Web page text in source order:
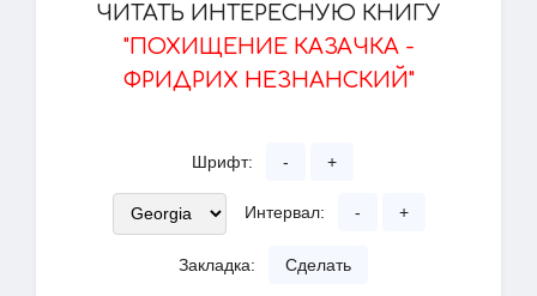
ЧИТАТЬ ИНТЕРЕСНУЮ КНИГУ
"ПОХИЩЕНИЕ КАЗАЧКА -
ФРИДРИХ НЕЗНАНСКИЙ"
Шрифт: - +
Интервал: - +
Закладка: Сделать